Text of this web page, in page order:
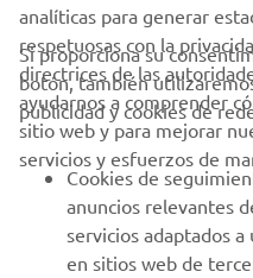
CORPORATIVO
PROFESIONALES
MÁS YAMAHA
analíticas para generar
respetuosas con la
directrices de las
ayudarnos a comprender
sitio web y para mejorar
servicios y esfuerzos de
Si proporciona su
botón, también
publicidad y cookies de
Cookies de
anuncios relevantes
servicios adaptados
en sitios web de